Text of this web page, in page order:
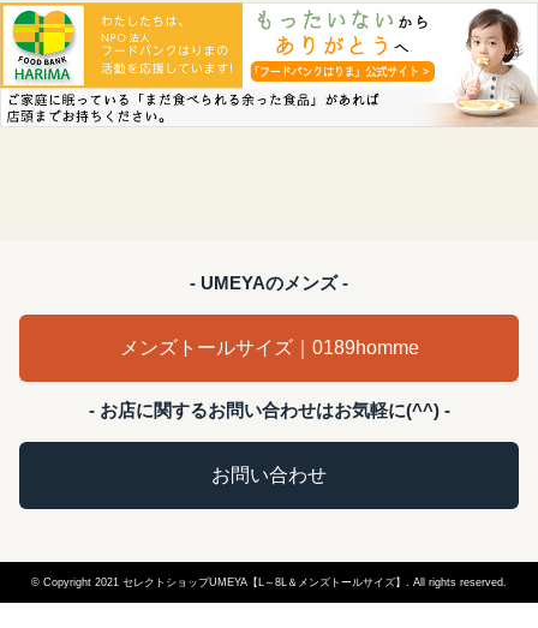
- UMEYAのメンズ -
メンズトールサイズ｜0189homme
- お店に関するお問い合わせはお気軽に(^^) -
お問い合わせ
© Copyright 2021 セレクトショップUMEYA【L～8L＆メンズトールサイズ】. All rights reserved.